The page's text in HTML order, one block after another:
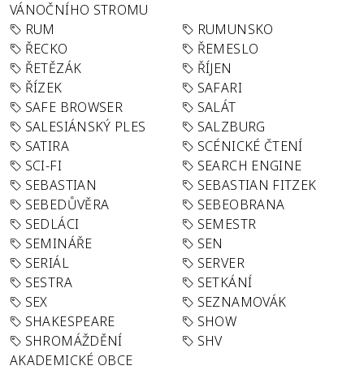
VÁNOČNÍHO STROMU
RUM
RUMUNSKO
ŘECKO
ŘEMESLO
ŘETĚZÁK
ŘÍJEN
ŘÍZEK
SAFARI
SAFE BROWSER
SALÁT
SALESIÁNSKÝ PLES
SALZBURG
SATIRA
SCÉNICKÉ ČTENÍ
SCI-FI
SEARCH ENGINE
SEBASTIAN
SEBASTIAN FITZEK
SEBEDŮVĚRA
SEBEOBRANA
SEDLÁCI
SEMESTR
SEMINÁŘE
SEN
SERIÁL
SERVER
SESTRA
SETKÁNÍ
SEX
SEZNAMOVÁK
SHAKESPEARE
SHOW
SHROMÁŽDĚNÍ
AKADEMICKÉ OBCE
SHV